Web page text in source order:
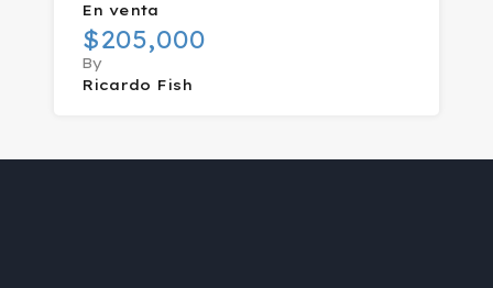
En venta
$205,000
By
Ricardo Fish